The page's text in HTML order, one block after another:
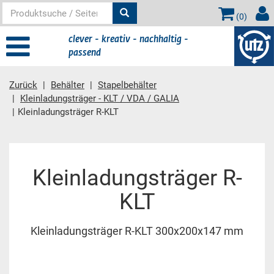
(0)
clever - kreativ - nachhaltig -
passend
Zurück Behälter
Stapelbehälter
Kleinladungsträger - KLT / VDA / GALIA
Kleinladungsträger R-KLT
Kleinladungsträger R-
KLT
Kleinladungsträger R-KLT 300x200x147 mm